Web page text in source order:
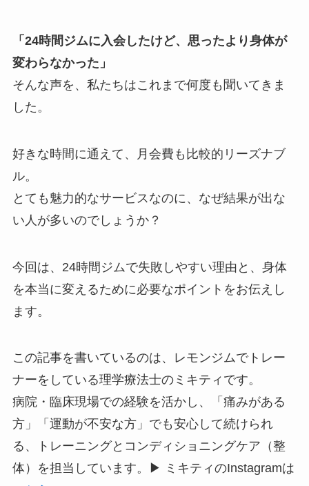
「24時間ジムに入会したけど、思ったより身体が
変わらなかった」
そんな声を、私たちはこれまで何度も聞いてきま
した。
好きな時間に通えて、月会費も比較的リーズナブ
ル。
とても魅力的なサービスなのに、なぜ結果が出な
い人が多いのでしょうか？
今回は、24時間ジムで失敗しやすい理由と、身体
を本当に変えるために必要なポイントをお伝えし
ます。
この記事を書いているのは、レモンジムでトレー
ナーをしている理学療法士のミキティです。
病院・臨床現場での経験を活かし、「痛みがある
方」「運動が不安な方」でも安心して続けられ
る、トレーニングとコンディショニングケア（整
体）を担当しています。▶ ミキティのInstagramは